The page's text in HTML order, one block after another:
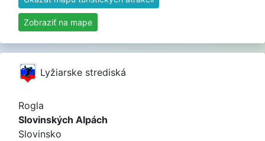
Zobraziť na mape
Lyžiarske strediská
Rogla
Slovinských Alpách
Slovinsko